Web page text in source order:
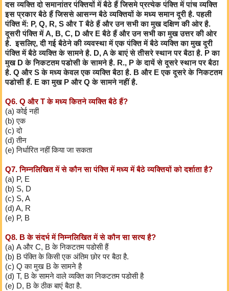
दस व्यक्ति दो समानांतर पंक्तियों में बैठे हैं जिसमे प्रत्येक पंक्ति में पांच व्यक्ति
इस प्रकार बैठे हैं जिससे आसन्न बैठे व्यक्तियों के मध्य समान दूरी है. पहली
पंक्ति में: P, Q, R, S और T बैठे हैं और उन सभी का मुख दक्षिण की ओर है.
दूसरी पंक्ति में A, B, C, D और E बैठे हैं और उन सभी का मुख उत्तर की ओर
है. इसलिए, दी गई बैठेने की व्यवस्था में एक पंक्ति में बैठे व्यक्ति का मुख दूरी
पंक्ति में बैठे व्यक्ति के सामने है. D, A के बाएं से तीसरे स्थान पर बैठा है. P का
मुख D के निकटतम पडोसी के सामने है. R., P के दायें से दूसरे स्थान पर बैठा
है. Q और S के मध्य केवल एक व्यक्ति बैठा है. B और E एक दूसरे के निकटतम
पडोसी हैं. E का मुख P और Q के सामने नहीं है.
Q6. Q और T के मध्य कितने व्यक्ति बैठे हैं?
(a) कोई नहीं
(b) एक
(c) दो
(d) तीन
(e) निर्धारित नहीं किया जा सकता
Q7. निम्नलिखित में से कौन सा पंक्ति में मध्य में बैठे व्यक्तियों को दर्शाता है?
(a) P, E
(b) S, D
(c) S, A
(d) A, R
(e) P, B
Q8. B के संदर्भ में निम्नलिखित में से कौन सा सत्य है?
(a) A और C, B के निकटतम पडोसी हैं
(b) B पंक्ति के किसी एक अंतिम छोर पर बैठा है.
(c) Q का मुख B के सामने है
(d) T, B के सामने वाले व्यक्ति का निकटतम पडोसी है
(e) D, B के ठीक बाएं बैठा है.